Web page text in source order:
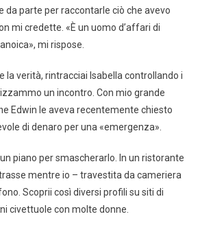
da parte per raccontarle ciò che avevo
mi credette. «È un uomo d’affari di
mi rispose.
la verità, rintracciai Isabella controllando i
un incontro. Con mio grande
Edwin le aveva recentemente chiesto
di denaro per una «emergenza».
piano per smascherarlo. In un ristorante
mentre io – travestita da cameriera
Scoprii così diversi profili su siti di
civettuole con molte donne.